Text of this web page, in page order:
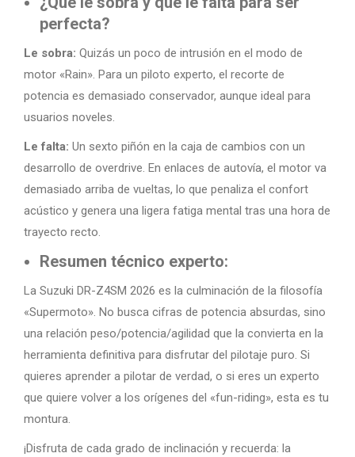
perfecta?
Le sobra: Quizás un poco de intrusión en el modo de
motor «Rain». Para un piloto experto, el recorte de
potencia es demasiado conservador, aunque ideal para
usuarios noveles.
Le falta: Un sexto piñón en la caja de cambios con un
desarrollo de overdrive. En enlaces de autovía, el motor va
demasiado arriba de vueltas, lo que penaliza el confort
acústico y genera una ligera fatiga mental tras una hora de
trayecto recto.
Resumen técnico experto:
La Suzuki DR-Z4SM 2026 es la culminación de la filosofía
«Supermoto». No busca cifras de potencia absurdas, sino
una relación peso/potencia/agilidad que la convierta en la
herramienta definitiva para disfrutar del pilotaje puro. Si
quieres aprender a pilotar de verdad, o si eres un experto
que quiere volver a los orígenes del «fun-riding», esta es tu
montura.
¡Disfruta de cada grado de inclinación y recuerda: la